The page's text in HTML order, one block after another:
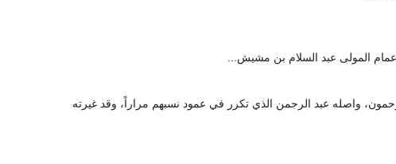
المولى عبد السلام بن مشيش...
واصله عبد الرجمن الذي تكرر في عمود نسبهم مراراً، وقد غيرته